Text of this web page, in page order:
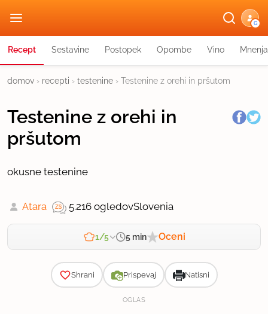
G
Recept Sestavine Postopek Opombe Vino Mnenja
domov › recepti › testenine › Testenine z orehi in pršutom
Testenine z orehi in
pršutom
okusne testenine
Atara 5.216 ogledovSlovenia
1/5 5 min Oceni
Shrani Prispevaj Natisni
OGLAS